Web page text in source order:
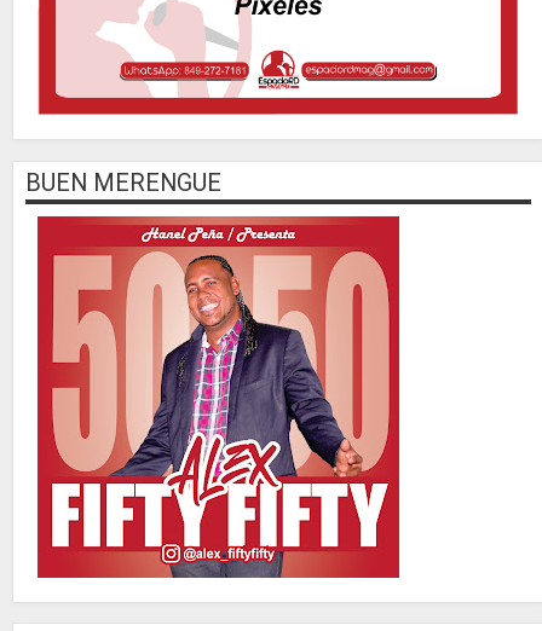
BUEN MERENGUE